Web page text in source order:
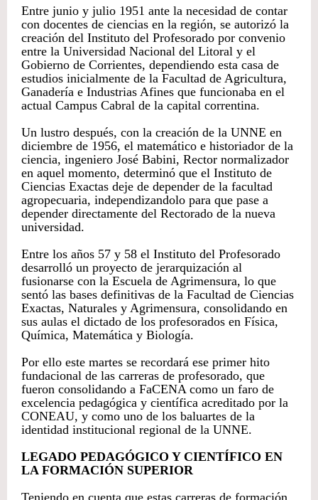
Entre junio y julio 1951 ante la necesidad de contar
con docentes de ciencias en la región, se autorizó la
creación del Instituto del Profesorado por convenio
entre la Universidad Nacional del Litoral y el
Gobierno de Corrientes, dependiendo esta casa de
estudios inicialmente de la Facultad de Agricultura,
Ganadería e Industrias Afines que funcionaba en el
actual Campus Cabral de la capital correntina.
Un lustro después, con la creación de la UNNE en
diciembre de 1956, el matemático e historiador de la
ciencia, ingeniero José Babini, Rector normalizador
en aquel momento, determinó que el Instituto de
Ciencias Exactas deje de depender de la facultad
agropecuaria, independizandolo para que pase a
depender directamente del Rectorado de la nueva
universidad.
Entre los años 57 y 58 el Instituto del Profesorado
desarrolló un proyecto de jerarquización al
fusionarse con la Escuela de Agrimensura, lo que
sentó las bases definitivas de la Facultad de Ciencias
Exactas, Naturales y Agrimensura, consolidando en
sus aulas el dictado de los profesorados en Física,
Química, Matemática y Biología.
Por ello este martes se recordará ese primer hito
fundacional de las carreras de profesorado, que
fueron consolidando a FaCENA como un faro de
excelencia pedagógica y científica acreditado por la
CONEAU, y como uno de los baluartes de la
identidad institucional regional de la UNNE.
LEGADO PEDAGÓGICO Y CIENTÍFICO EN
LA FORMACIÓN SUPERIOR